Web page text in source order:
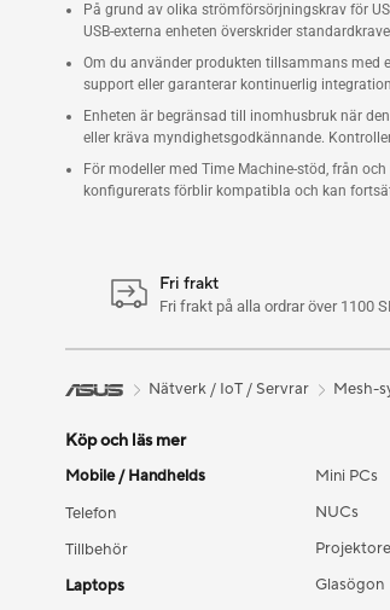
På grund av olika strömförsörjningskrav för
USB-externa enheten överskrider
Om du använder produkten tillsammans med
support eller garanterar kontinuerlig
Enheten är begränsad till inomhusbruk när
eller kräva myndighetsgodkännande.
För modeller med Time Machine-stöd, från
konfigurerats förblir kompatibla och kan
Fri frakt
Fri frakt på alla ordrar över 1100
Nätverk / IoT / Servrar Mesh-
Köp och läs mer
Mobile / Handhelds
Telefon
Tillbehör
Laptops
Mini PCs
NUCs
Glasögon